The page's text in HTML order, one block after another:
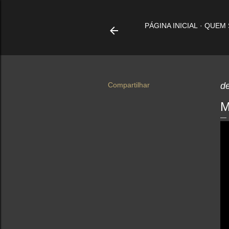
PÁGINA INICIAL QUEM
Compartilhar